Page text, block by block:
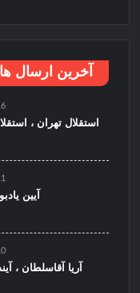
آخرین ارسال ها
استقلال تهران ،
آیین
آریا آقاسلطان ،